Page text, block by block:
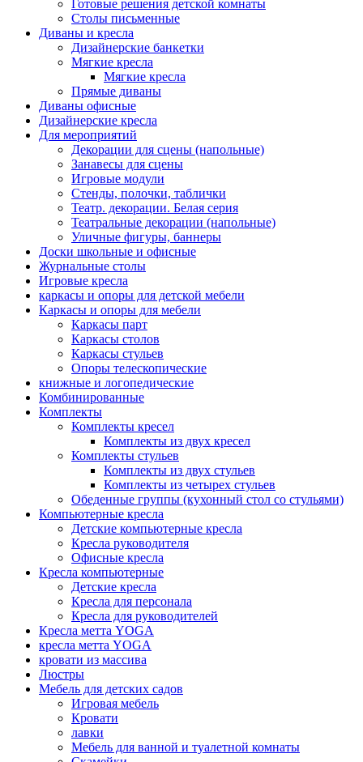
Готовые решения детской комнаты
Столы письменные
Диваны и кресла
Дизайнерские банкетки
Мягкие кресла
Мягкие кресла
Прямые диваны
Диваны офисные
Дизайнерские кресла
Для мероприятий
Декорации для сцены (напольные)
Занавесы для сцены
Игровые модули
Стенды, полочки, таблички
Театр. декорации. Белая серия
Театральные декорации (напольные)
Уличные фигуры, баннеры
Доски школьные и офисные
Журнальные столы
Игровые кресла
каркасы и опоры для детской мебели
Каркасы и опоры для мебели
Каркасы парт
Каркасы столов
Каркасы стульев
Опоры телескопические
книжные и логопедические
Комбинированные
Комплекты
Комплекты кресел
Комплекты из двух кресел
Комплекты стульев
Комплекты из двух стульев
Комплекты из четырех стульев
Обеденные группы (кухонный стол со стульями)
Компьютерные кресла
Детские компьютерные кресла
Кресла руководителя
Офисные кресла
Кресла компьютерные
Детские кресла
Кресла для персонала
Кресла для руководителей
Кресла метта YOGA
кресла метта YOGA
кровати из массива
Люстры
Мебель для детских садов
Игровая мебель
Кровати
лавки
Мебель для ванной и туалетной комнаты